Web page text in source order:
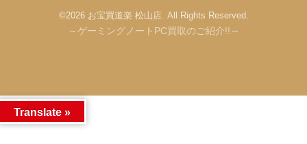
©2026 お宝買道楽 松山店. All Rights Reserved.
～ゲーミングノートPC買取のご紹介!!～
Translate »